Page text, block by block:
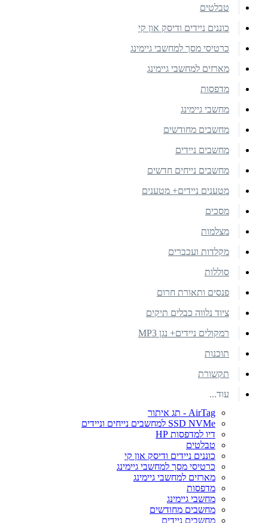
טבלטים
כוננים ניידים ודיסק און קי
כרטיסי מסך למחשבי גיימינג
מארזים למחשבי גיימינג
מדפסות
מחשבי גיימינג
מחשבים מחודשים
מחשבים ניידים
מחשבים נייחים חדשים
מטענים ניידים+ מטענים
מסכים
מצלמות
מקלדות ועכברים
סוללות
פנסים ותאורת חרום
ציוד נלווה כבלים תיקים
רמקולים ניידים+ נגן MP3
תוכנות
תקשורת
עוד...
AirTag - תג איתור
SSD NVMe למחשבים נייחים וניידים
דיו למדפסות HP
טבלטים
כוננים ניידים ודיסק און קי
כרטיסי מסך למחשבי גיימינג
מארזים למחשבי גיימינג
מדפסות
מחשבי גיימינג
מחשבים מחודשים
מחשבים ניידים